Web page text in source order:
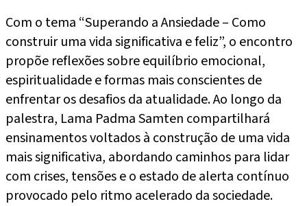
Com o tema “Superando a Ansiedade – Como
construir uma vida significativa e feliz”, o encontro
propõe reflexões sobre equilíbrio emocional,
espiritualidade e formas mais conscientes de
enfrentar os desafios da atualidade. Ao longo da
palestra, Lama Padma Samten compartilhará
ensinamentos voltados à construção de uma vida
mais significativa, abordando caminhos para lidar
com crises, tensões e o estado de alerta contínuo
provocado pelo ritmo acelerado da sociedade.